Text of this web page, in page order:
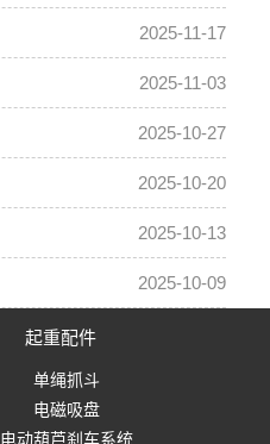
2025-11-17
2025-11-03
2025-10-27
2025-10-20
2025-10-13
2025-10-09
起重配件
单绳抓斗
电磁吸盘
电动葫芦刹车系统